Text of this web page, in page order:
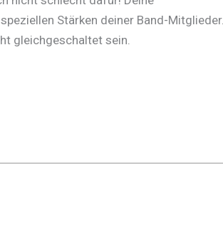
Stärken deiner Band-Mitglieder.
gleichgeschaltet sein.